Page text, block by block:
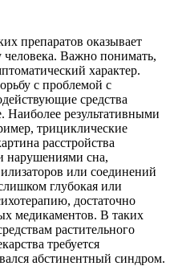
препаратов оказывает
Важно понимать,
характер.
с проблемой с
средства
результативными
трициклические
расстройства
нарушениями сна,
или соединений
глубокая или
достаточно
медикаментов. В таких
растительного
требуется
абстинентный синдром.